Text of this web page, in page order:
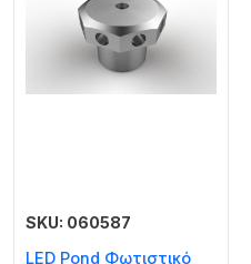
SKU: 060587
LED Pond Φωτιστικό